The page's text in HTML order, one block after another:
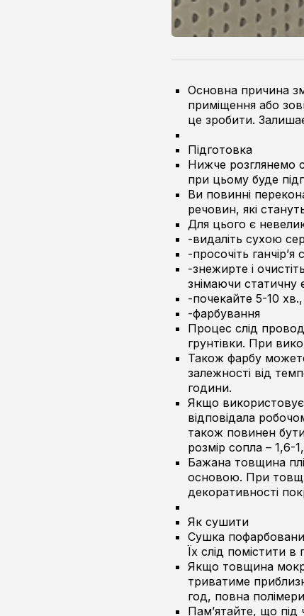
Основна причина
приміщення або
це зробити.
Підготовка
Нижче розглянемо
при цьому буде
Ви повинні
речовин, які
Для цього є
-видаліть сухою
-просочіть
-знежирте і
знімаючи статичну
-почекайте 5-10
-фарбування
Процес слід
грунтівки. При
Також фарбу
залежності від
години.
Якщо
відповідала
також повинен
розмір сопла – 1,6-
Бажана товщина
основою. При
декоративності
Як сушити
Сушка
Їх слід помістити в
Якщо товщина
триватиме
год, повна
Пам’ятайте, що